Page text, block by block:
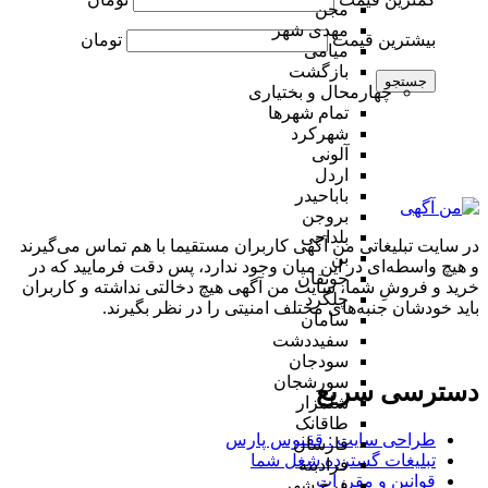
مجن
مهدی شهر
میامی
بازگشت
چهارمحال و بختیاری
تمام شهر‌ها
شهرکرد
آلونی
اردل
باباحیدر
بروجن
بلداجی
بن
جونقان
چلگرد
سامان
سفیددشت
سودجان
سورشجان
شلمزار
طاقانک
فارسان
فرادبنه
بیشترین قیمت تومان
جستجو
در سایت تبلیغاتی من آگهی کاربران مستقیما با هم تماس می‌گیرند
و هیچ واسطه‌ای در این میان وجود ندارد، پس دقت فرمایید که در
خرید و فروشِ شما، سایت من آگهی هیچ دخالتی نداشته و کاربران
باید خودشان جنبه‌های مختلف امنیتی را در نظر بگیرند.
دسترسی سریع
طراحی سایت :‌ ققنوس پارس
تبلیغات گسترده شغل شما
قوانین و مقررات